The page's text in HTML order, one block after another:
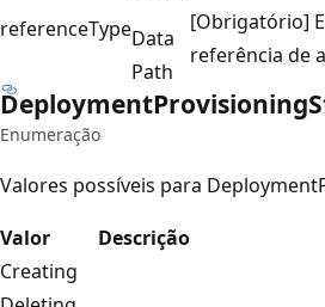
referenceTypeData
Path
[Obrigatório]
referência de
DeploymentProvisioning
Enumeração
Valores possíveis para
Valor
Descrição
Creating